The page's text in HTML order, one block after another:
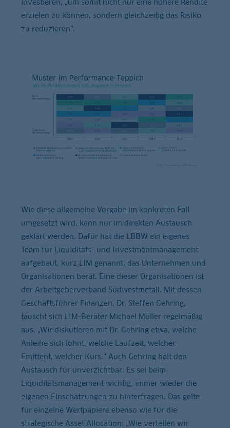
investieren, „um somit nicht nur eine höhere Rendite
erzielen zu können, sondern gleichzeitig das Risiko
zu reduzieren“.
Wie diese allgemeine Vorgabe im konkreten Fall
umgesetzt wird, kann nur im direkten Austausch
geklärt werden. Dafür hat die LBBW ein eigenes
Team für Liquiditäts- und Investmentmanagement
aufgebaut, kurz LIM genannt, das Unternehmen und
Organisationen berät. Eine dieser Organisationen ist
der Arbeitgeberverband Südwestmetall. Mit dessen
Geschäftsführer Finanzen, Dr. Steffen Gehring,
tauscht sich LIM-Berater Michael Müller regelmäßig
aus. „Wir diskutieren mit Dr. Gehring etwa, welche
Anleihe sich lohnt, welche Laufzeit, welcher
Emittent, welcher Kurs.“ Auch Gehring hält den
Austausch für unverzichtbar: Es sei beim
Liquiditätsmanagement wichtig, immer wieder die
eigenen Einschätzungen zu hinterfragen. Das gelte
für einzelne Wertpapiere ebenso wie für die
strategische Asset Allocation: „Wie verteilen wir